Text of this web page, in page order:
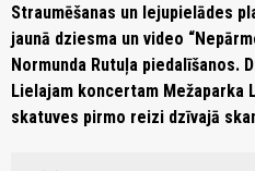
Straumēšanas un lejupielādes
jaunā dziesma un video
Normunda Rutuļa piedalīšanos.
Lielajam koncertam Mežaparka
skatuves pirmo reizi dzīvajā